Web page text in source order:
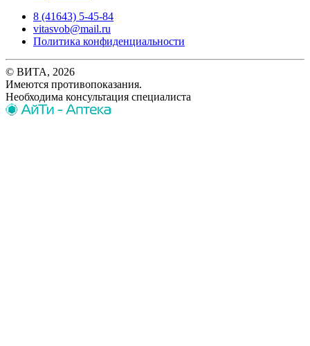
8 (41643) 5-45-84
vitasvob@mail.ru
Политика конфиденциальности
© ВИТА, 2026
Имеются противопоказания.
Необходима консультация специалиста